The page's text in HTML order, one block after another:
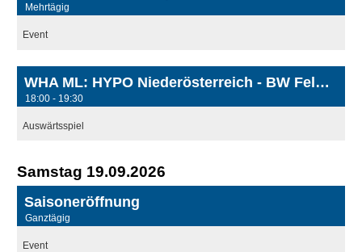
Mehrtägig
Event
WHA ML: HYPO Niederösterreich - BW Feldkirch
18:00 - 19:30
Auswärtsspiel
Samstag 19.09.2026
Saisoneröffnung
Ganztägig
Event